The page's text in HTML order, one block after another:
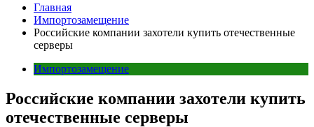
Главная
Импортозамещение
Российские компании захотели купить отечественные
серверы
Импортозамещение
Российские компании захотели купить
отечественные серверы